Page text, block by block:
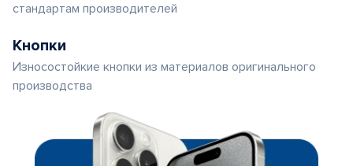
стандартам производителей
Кнопки
Износостойкие кнопки из материалов оригинального
производства